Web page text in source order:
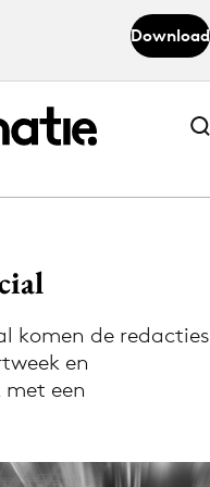
Download
Abonneer nu
Abonneer nu
de Adformatie
komen de redacties
en
een